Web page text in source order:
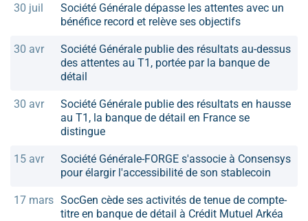
30 juil
Société Générale dépasse les attentes avec un
bénéfice record et relève ses objectifs
30 avr
Société Générale publie des résultats au-dessus
des attentes au T1, portée par la banque de
détail
30 avr
Société Générale publie des résultats en hausse
au T1, la banque de détail en France se
distingue
15 avr
Société Générale-FORGE s'associe à Consensys
pour élargir l'accessibilité de son stablecoin
17 mars SocGen cède ses activités de tenue de compte-
titre en banque de détail à Crédit Mutuel Arkéa